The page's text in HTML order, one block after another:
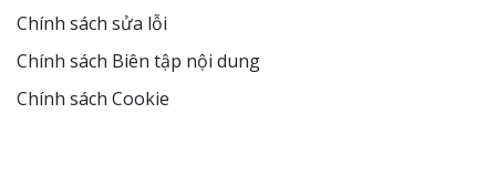
Chính sách sửa lỗi
Chính sách Biên tập nội dung
Chính sách Cookie